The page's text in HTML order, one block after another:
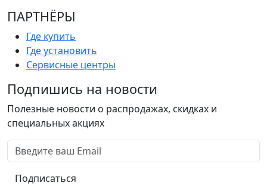
ПАРТНËРЫ
Где купить
Где установить
Сервисные центры
Подпишись на новости
Полезные новости о распродажах, скидках и
специальных акциях
Подписаться